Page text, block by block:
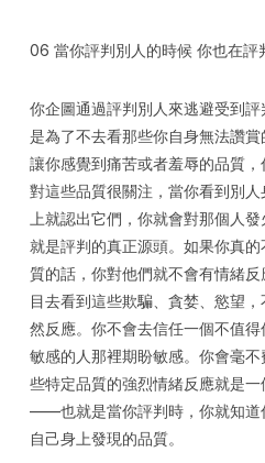
06 當你評判別人的時候 你也在評
你企圖通過評判別人來逃避受到
是為了不去看那些你自身無法讚
讓你感覺到痛苦或者羞辱的品質
對這些品質很關注，當你看到別
上就認出它們，你就會對那個人
就是評判的真正源頭。如果你真
質的話，你對他們就不會有情緒
目去看到這些欺騙、貪婪、慾望
然反應。你不會去信任一個不值
敏感的人那裡期盼敏感。你會毫
些特定品質的強烈情緒反應就是
——也就是當你評判時，你就知道
自己身上發現的品質。